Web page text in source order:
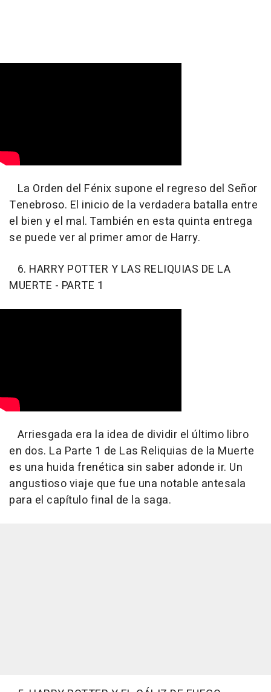
La Orden del Fénix supone el regreso del Señor
Tenebroso. El inicio de la verdadera batalla entre
el bien y el mal. También en esta quinta entrega
se puede ver al primer amor de Harry.
6. HARRY POTTER Y LAS RELIQUIAS DE LA
MUERTE - PARTE 1
Arriesgada era la idea de dividir el último libro
en dos. La Parte 1 de Las Reliquias de la Muerte
es una huida frenética sin saber adonde ir. Un
angustioso viaje que fue una notable antesala
para el capítulo final de la saga.